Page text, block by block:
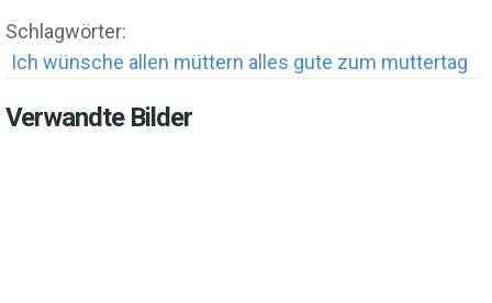
Schlagwörter:
Ich wünsche allen müttern alles gute zum muttertag
Verwandte Bilder